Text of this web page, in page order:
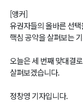
[앵커]
유권자들의 올바른 선
핵심 공약을 살펴보는
오늘은 세 번째 맞대결
살펴보겠습니다.
정창영 기자입니다.